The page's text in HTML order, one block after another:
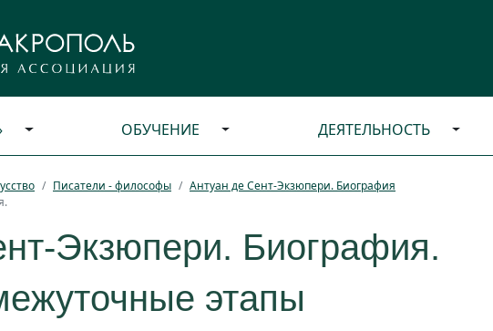
ОБУЧЕНИЕ ДЕЯТЕЛЬНОСТЬ
Писатели - философы
Антуан де Сент-Экзюпери. Биография
Экзюпери. Биография.
этапы